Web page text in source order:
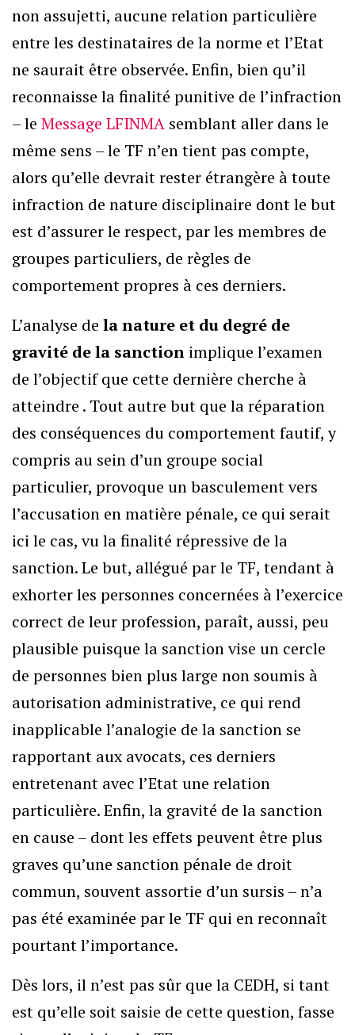
non assujetti, aucune relation particulière
entre les destinataires de la norme et l’Etat
ne saurait être observée. Enfin, bien qu’il
reconnaisse la finalité punitive de l’infraction
– le Message LFINMA semblant aller dans le
même sens – le TF n’en tient pas compte,
alors qu’elle devrait rester étrangère à toute
infraction de nature disciplinaire dont le but
est d’assurer le respect, par les membres de
groupes particuliers, de règles de
comportement propres à ces derniers.
L’analyse de la nature et du degré de
gravité de la sanction implique l’examen
de l’objectif que cette dernière cherche à
atteindre . Tout autre but que la réparation
des conséquences du comportement fautif, y
compris au sein d’un groupe social
particulier, provoque un basculement vers
l’accusation en matière pénale, ce qui serait
ici le cas, vu la finalité répressive de la
sanction. Le but, allégué par le TF, tendant à
exhorter les personnes concernées à l’exercice
correct de leur profession, paraît, aussi, peu
plausible puisque la sanction vise un cercle
de personnes bien plus large non soumis à
autorisation administrative, ce qui rend
inapplicable l’analogie de la sanction se
rapportant aux avocats, ces derniers
entretenant avec l’Etat une relation
particulière. Enfin, la gravité de la sanction
en cause – dont les effets peuvent être plus
graves qu’une sanction pénale de droit
commun, souvent assortie d’un sursis – n’a
pas été examinée par le TF qui en reconnaît
pourtant l’importance.
Dès lors, il n’est pas sûr que la CEDH, si tant
est qu’elle soit saisie de cette question, fasse